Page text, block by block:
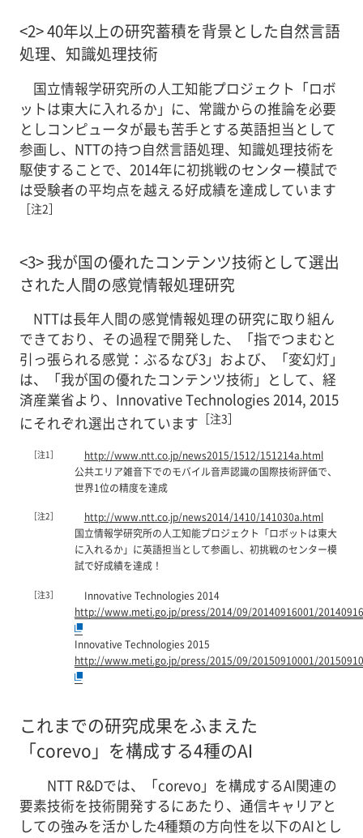
<2> 40年以上の研究蓄積を背景とした自然言語
処理、知識処理技術
国立情報学研究所の人工知能プロジェクト「ロボ
ットは東大に入れるか」に、常識からの推論を必要
としコンピュータが最も苦手とする英語担当として
参画し、NTTの持つ自然言語処理、知識処理技術を
駆使することで、2014年に初挑戦のセンター模試で
は受験者の平均点を越える好成績を達成しています
［注2］
<3> 我が国の優れたコンテンツ技術として選出
された人間の感覚情報処理研究
NTTは長年人間の感覚情報処理の研究に取り組ん
できており、その過程で開発した、「指でつまむと
引っ張られる感覚：ぶるなび3」および、「変幻灯」
は、「我が国の優れたコンテンツ技術」として、経
済産業省より、Innovative Technologies 2014, 2015
にそれぞれ選出されています ［注3］
［注1］
http://www.ntt.co.jp/news2015/1512/151214a.html
公共エリア雑音下でのモバイル音声認識の国際技術評価で、
世界1位の精度を達成
［注2］
http://www.ntt.co.jp/news2014/1410/141030a.html
国立情報学研究所の人工知能プロジェクト「ロボットは東大
に入れるか」に英語担当として参画し、初挑戦のセンター模
試で好成績を達成！
［注3］
Innovative Technologies 2014
http://www.meti.go.jp/press/2014/09/20140916001/
Innovative Technologies 2015
http://www.meti.go.jp/press/2015/09/20150910001/
これまでの研究成果をふまえた
「corevo」を構成する4種のAI
NTT R&Dでは、「corevo」を構成するAI関連の
要素技術を技術開発するにあたり、通信キャリアと
しての強みを活かした4種類の方向性を以下のAIとし